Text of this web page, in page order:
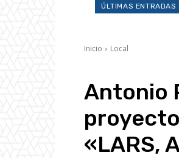
ÚLTIMAS ENTRADAS
Inicio Local
Antonio
«LARS,